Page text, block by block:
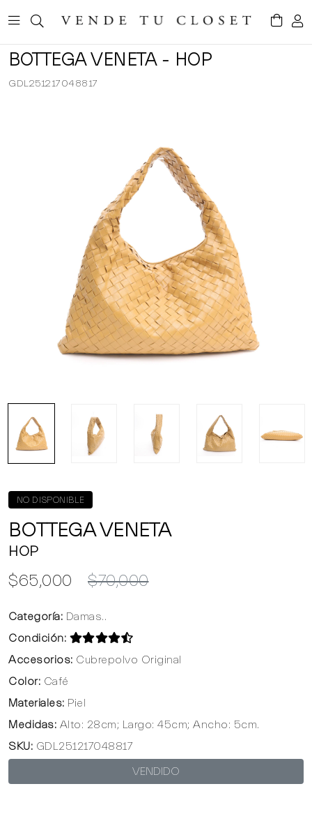
BOTTEGA VENETA - HOP
GDL251217048817
NO DISPONIBLE
BOTTEGA VENETA
HOP
$65,000 $70,000
Categoría: Damas..
Condición:
Accesorios: Cubrepolvo Original
Color: Café
Materiales: Piel
Medidas: Alto: 28cm; Largo: 45cm; Ancho: 5cm.
SKU: GDL251217048817
VENDIDO